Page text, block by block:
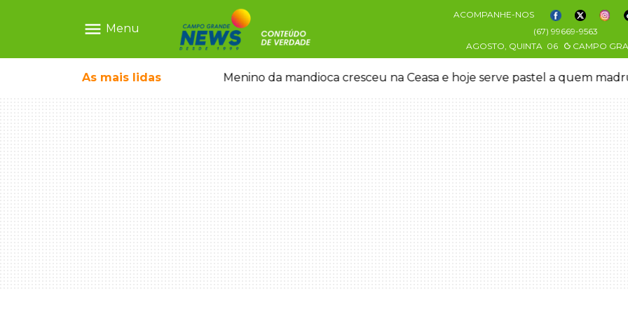
menu Menu
ACOMPANHE-NOS
(67) 99669-9563
AGOSTO, QUINTA 06 CAMPO
As mais lidas
crianças brasileiras Menino da mandioca cresceu na Ceasa e hoje serve pastel a quem